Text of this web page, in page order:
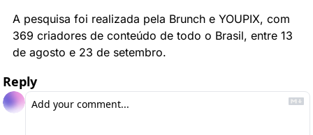
A pesquisa foi realizada pela Brunch e YOUPIX, com
369 criadores de conteúdo de todo o Brasil, entre 13
de agosto e 23 de setembro.
Reply